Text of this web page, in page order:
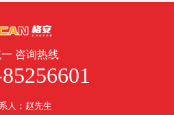
咨询热线
人：赵先生